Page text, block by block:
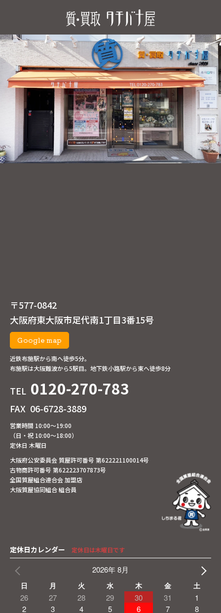
〒577-0842
大阪府東大阪市足代南1丁目3番15号
Google map
近鉄布施駅から南へ徒歩5分。
布施駅は大阪難波から5駅目。地下鉄小路駅から東へ徒歩8分
TEL 0120-270-783
FAX 06-6728-3889
営業時間 10:00～19:00
（日・祝 10:00～18:00）
定休日 木曜日
大阪府公安委員会 質屋許可番号 第622221100014号
古物商許可番号 第622223707873号
全国質屋組合連合会 加盟店
大阪質屋協同組合 組合員
定休日カレンダー 定休日は木曜日です
2026年 8月
日 月 火 水 木 金 土
26 27 28 29 30 31
1
2
3 4 5 6 7 8